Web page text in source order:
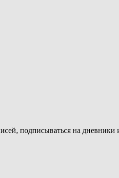
подписываться на дневники